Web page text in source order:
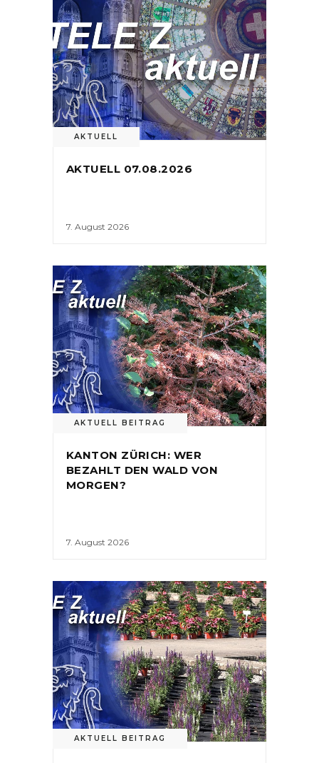
AKTUELL
AKTUELL 07.08.2026
7. August 2026
AKTUELL BEITRAG
KANTON ZÜRICH: WER
BEZAHLT DEN WALD VON
MORGEN?
7. August 2026
AKTUELL BEITRAG